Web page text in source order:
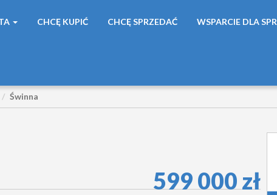
CHCĘ KUPIĆ CHCĘ SPRZEDAĆ WSPARCIE DLA
Świnna
599 000 zł